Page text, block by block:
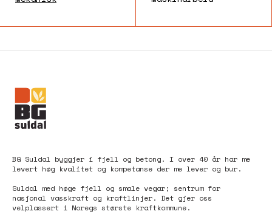
BG Suldal byggjer i fjell og betong. I over 40 år har me
levert høg kvalitet og kompetanse der me lever og bur.
Suldal med høge fjell og smale vegar; sentrum for
nasjonal vasskraft og kraftlinjer. Det gjer oss
velplassert i Noregs største kraftkommune.